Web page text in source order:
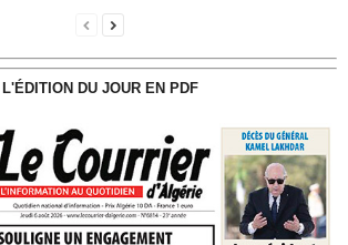
L'ÉDITION DU JOUR EN PDF